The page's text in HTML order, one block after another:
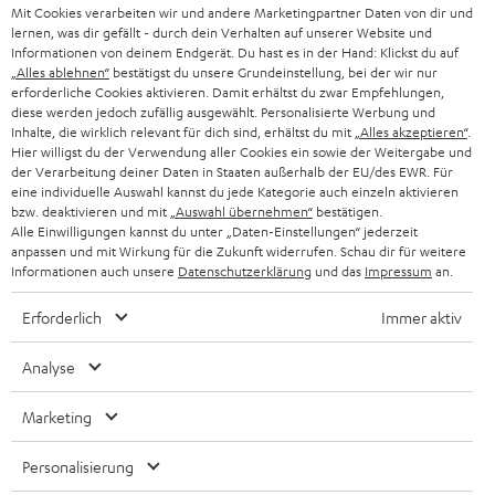
SMART HOME
BLUETOOTH-LAUTSPRECHER
KOPFHÖRER
BLUETOOTH-KOPFHÖRER
STEREOANLAGEN
LAUTSPRECHER
ULTIMA-SERIE
IN-EAR-KOPFHÖRER
FANSHOP
NEUHEITEN
GESCHÄFTSKUNDEN
PARTNERPROGRAMM
BLOG
NEWSLETTER
STORES
DEINE VORTEILE BEI TEUFEL
UNSER MANAGEMENT
NACHHALTIGKEIT
UNSERE WERTE
ÖSTERREICH
SCHWEIZ
NIEDERLANDE
BELGIEN
FRANKREICH
POLEN
SPANIEN
ITALIEN
Technische Änderungen, Tippfehler und Irrtum vorbehalten. Das auf unseren
Fotos abgebildete Zubehör ist nicht im Lieferumfang enthalten. Etwaige
Mit Cookies verarbeiten wir und andere Marketingpartner Daten von dir und
lernen, was dir gefällt - durch dein Verhalten auf unserer Website und
Informationen von deinem Endgerät. Du hast es in der Hand: Klickst du auf
„Alles ablehnen“ bestätigst du unsere Grundeinstellung, bei der wir nur
erforderliche Cookies aktivieren. Damit erhältst du zwar Empfehlungen,
diese werden jedoch zufällig ausgewählt. Personalisierte Werbung und
Inhalte, die wirklich relevant für dich sind, erhältst du mit „Alles akzeptieren“.
Hier willigst du der Verwendung aller Cookies ein sowie der Weitergabe und
der Verarbeitung deiner Daten in Staaten außerhalb der EU/des EWR. Für
eine individuelle Auswahl kannst du jede Kategorie auch einzeln aktivieren
bzw. deaktivieren und mit „Auswahl übernehmen“ bestätigen.
Alle Einwilligungen kannst du unter „Daten-Einstellungen“ jederzeit
anpassen und mit Wirkung für die Zukunft widerrufen. Schau dir für weitere
Informationen auch unsere Datenschutzerklärung und das Impressum an.
Erforderlich Immer aktiv
Analyse
Marketing
Personalisierung